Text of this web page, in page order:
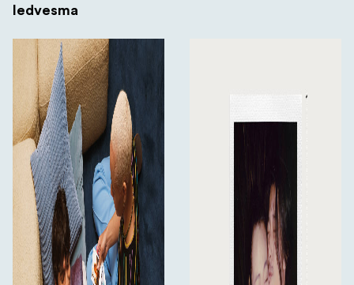
Iedvesma